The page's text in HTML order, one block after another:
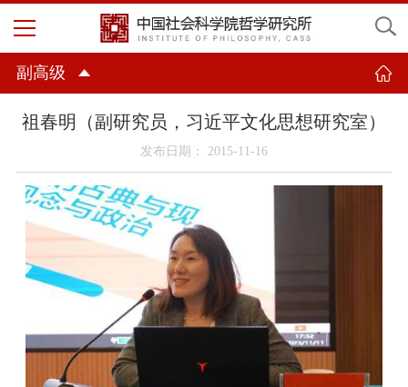
副高级
祖春明（副研究员，习近平文化思想研究室）
发布日期： 2015-11-16